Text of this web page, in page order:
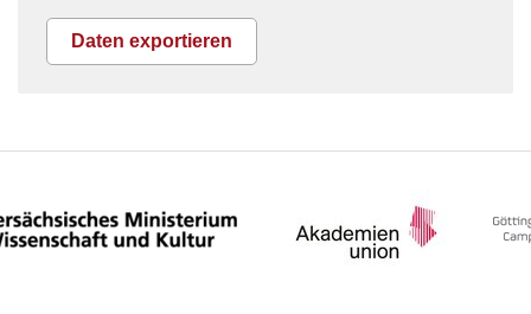
Daten exportieren